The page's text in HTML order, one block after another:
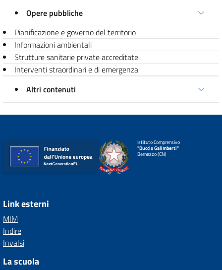
Opere pubbliche
Pianificazione e governo del territorio
Informazioni ambientali
Strutture sanitarie private accreditate
Interventi straordinari e di emergenza
Altri contenuti
Istituto Comprensivo
"Duccio Galimberti"
Bernezzo (CN)
Link esterni
MIM
Indire
Invalsi
La scuola